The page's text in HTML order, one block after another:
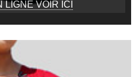
LIGNE VOIR ICI